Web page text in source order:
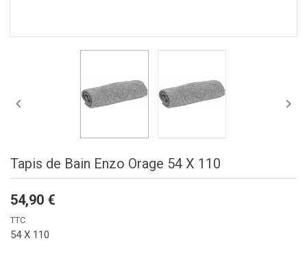
 
Tapis de Bain Enzo Orage 54 X 110
54,90 €
TTC
54 X 110